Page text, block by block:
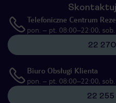
Telefoniczne Centrum
pon. – pt. 08:00–22:00,
22
Biuro Obsługi Klienta
pon. – pt. 08:00–22:00,
22